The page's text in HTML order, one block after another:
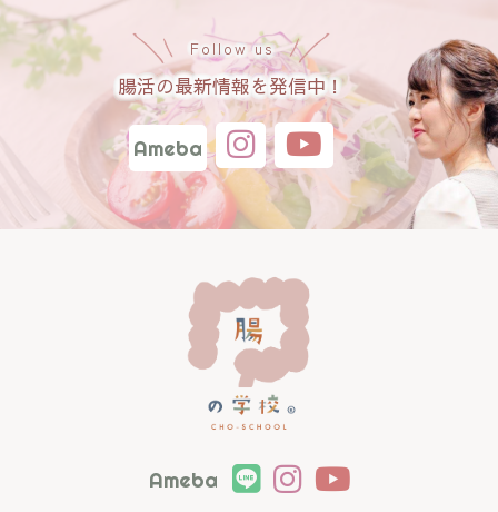
Follow us
腸活の最新情報を発信中！
Ameba
Ameba